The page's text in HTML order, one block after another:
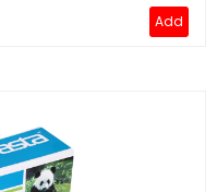
Add